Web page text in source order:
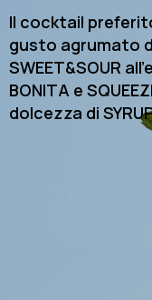
Il cocktail
gusto agrumato di
SWEET&SOUR
BONITA e
dolcezza di